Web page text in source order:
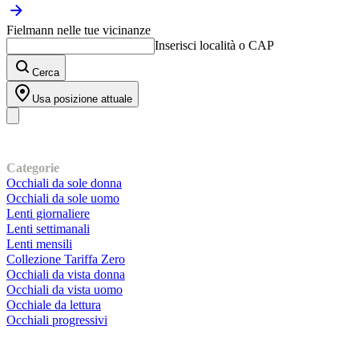
Fielmann nelle tue vicinanze
Inserisci località o CAP
Cerca
Usa posizione attuale
Categorie
Occhiali da sole donna
Occhiali da sole uomo
Lenti giornaliere
Lenti settimanali
Lenti mensili
Collezione Tariffa Zero
Occhiali da vista donna
Occhiali da vista uomo
Occhiale da lettura
Occhiali progressivi